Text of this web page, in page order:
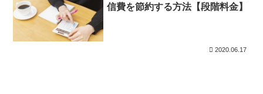
信費を節約する方法【段階料金】
2020.06.17